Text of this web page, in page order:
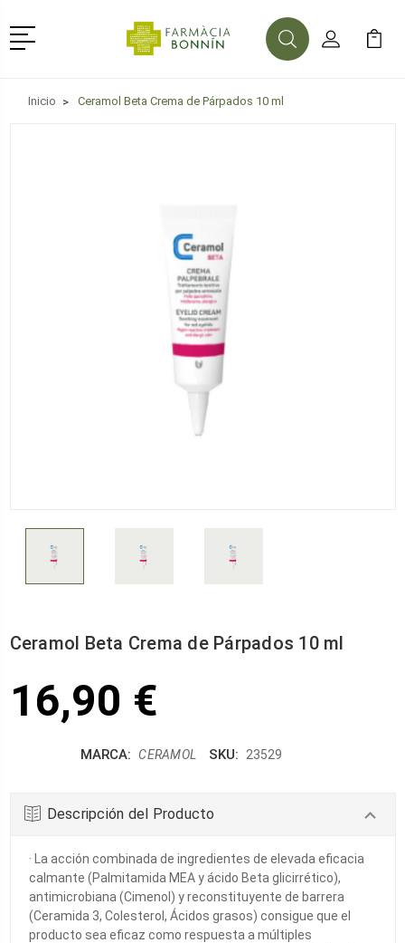
Menú
BuscarMi Cuenta
Mi
Inicio Ceramol Beta Crema de Párpados 10 ml
Ceramol Beta Crema de Párpados 10 ml
16,90 €
MARCA: CERAMOL SKU: 23529
Descripción del Producto
· ​La acción combinada de ingredientes de elevada eficacia
calmante (Palmitamida MEA y ácido Beta glicirrético),
antimicrobiana (Cimenol) y reconstituyente de barrera
(Ceramida 3, Colesterol, Ácidos grasos) consigue que el
producto sea eficaz como respuesta a múltiples